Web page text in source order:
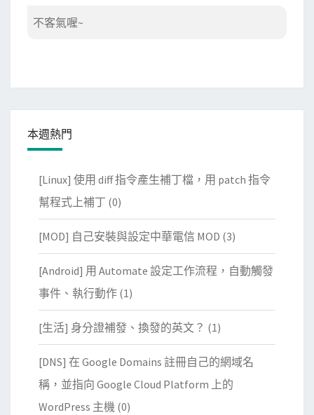
不客氣喔~
本週熱門
[Linux] 使用 diff 指令產生補丁檔，用 patch 指令
幫程式上補丁 (0)
[MOD] 自己安裝與設定中華電信 MOD (3)
[Android] 用 Automate 設定工作流程，自動觸發
事件、執行動作 (1)
[生活] 身分證補發、換發的英文？ (1)
[DNS] 在 Google Domains 註冊自己的網域名
稱，並指向 Google Cloud Platform 上的
WordPress 主機 (0)